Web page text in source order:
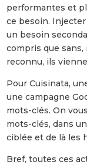
performantes et
ce besoin.
un besoin
compris que
reconnu, ils
Pour Cuisinata,
une campagne
mots-clés. On
mots-clés, dans
ciblée et de là les
Bref, toutes ces